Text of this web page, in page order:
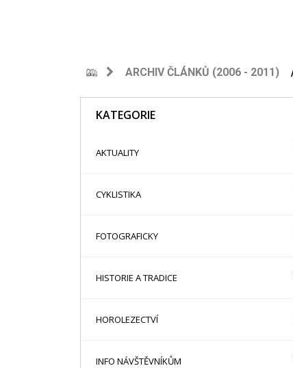
ARCHIV ČLÁNKŮ (2006 - 2011)
KATEGORIE
AKTUALITY
CYKLISTIKA
FOTOGRAFICKY
HISTORIE A TRADICE
HOROLEZECTVÍ
INFO NÁVŠTĚVNÍKŮM